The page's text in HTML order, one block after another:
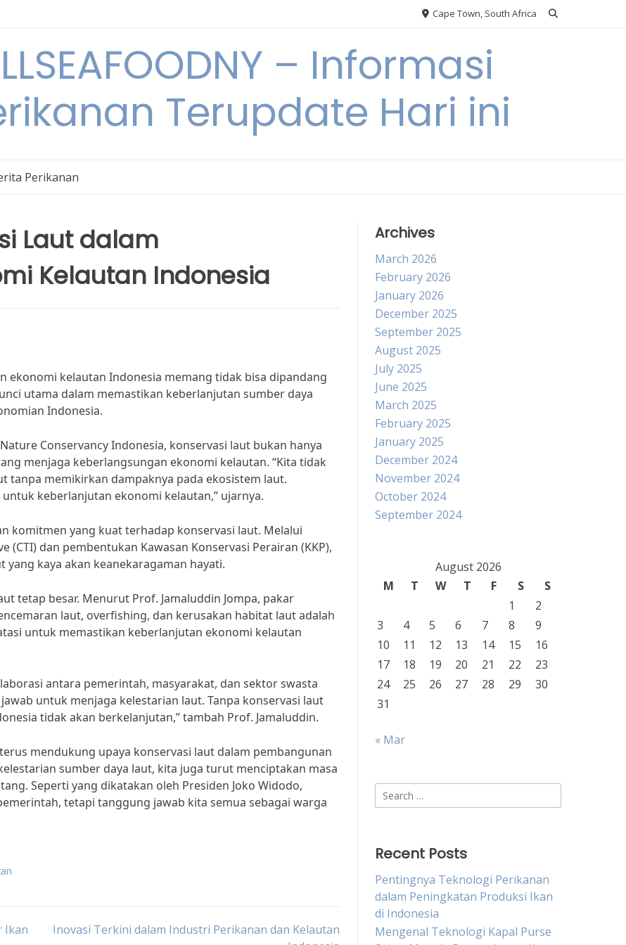
Cape Town, South Africa
– Informasi
Terupdate Hari ini
Perikanan
Laut dalam
Kelautan Indonesia
ekonomi kelautan Indonesia memang tidak bisa dipandang
utama dalam memastikan keberlanjutan sumber daya
Indonesia.
Conservancy Indonesia, konservasi laut bukan hanya
menjaga keberlangsungan ekonomi kelautan. “Kita tidak
tanpa memikirkan dampaknya pada ekosistem laut.
keberlanjutan ekonomi kelautan,” ujarnya.
komitmen yang kuat terhadap konservasi laut. Melalui
dan pembentukan Kawasan Konservasi Perairan (KKP),
kaya akan keanekaragaman hayati.
tetap besar. Menurut Prof. Jamaluddin Jompa, pakar
laut, overfishing, dan kerusakan habitat laut adalah
untuk memastikan keberlanjutan ekonomi kelautan
antara pemerintah, masyarakat, dan sektor swasta
untuk menjaga kelestarian laut. Tanpa konservasi laut
tidak akan berkelanjutan,” tambah Prof. Jamaluddin.
mendukung upaya konservasi laut dalam pembangunan
sumber daya laut, kita juga turut menciptakan masa
Seperti yang dikatakan oleh Presiden Joko Widodo,
tetapi tanggung jawab kita semua sebagai warga
Ikan
Inovasi Terkini dalam Industri Perikanan dan Kelautan
Archives
March 2026
February 2026
January 2026
December 2025
September 2025
August 2025
July 2025
June 2025
March 2025
February 2025
January 2025
December 2024
November 2024
October 2024
September 2024
August 2026
M
T W T F S
S
1
2
3
4 5 6 7 8
9
10
11 12 13 14 15
16
17
18 19 20 21 22
23
24
25 26 27 28 29
30
31
« Mar
Search
for:
Recent Posts
Pentingnya Teknologi Perikanan
dalam Peningkatan Produksi Ikan
di Indonesia
Mengenal Teknologi Kapal Purse